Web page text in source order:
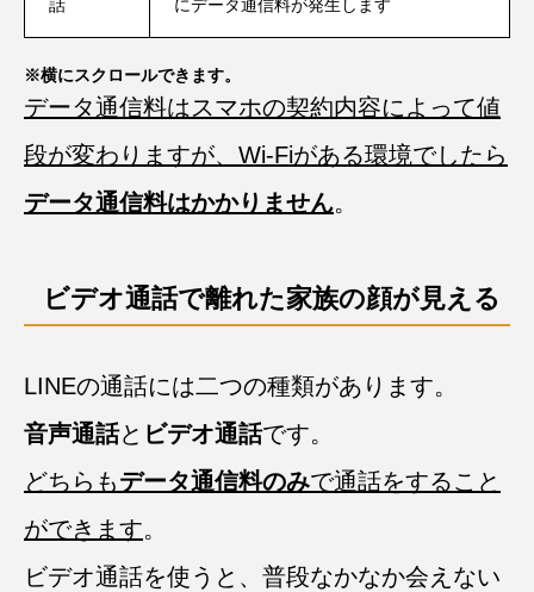
話 にデータ通信料が発生します
※横にスクロールできます。
データ通信料はスマホの契約内容によって値
段が変わりますが、Wi-Fiがある環境でしたら
データ通信料はかかりません。
ビデオ通話で離れた家族の顔が見える
LINEの通話には二つの種類があります。
音声通話と ビデオ通話です。
どちらもデータ通信料のみで通話をすること
ができます。
ビデオ通話を使うと、普段なかなか会えない